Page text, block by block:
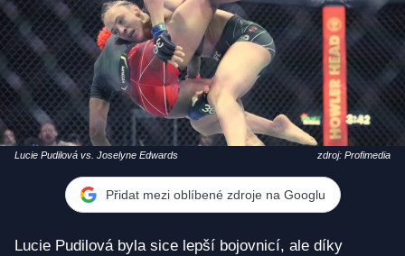
Lucie Pudilová vs. Joselyne Edwards zdroj: Profimedia
Přidat mezi oblíbené zdroje na Googlu
Lucie Pudilová byla sice lepší bojovnicí, ale díky